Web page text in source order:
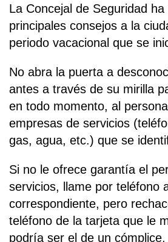
La Concejal de Seguridad
principales consejos a la
periodo vacacional que se
No abra la puerta a
antes a través de su mirilla
en todo momento, al
empresas de servicios
gas, agua, etc.) que se
Si no le ofrece garantía el
servicios, llame por teléfono
correspondiente, pero
teléfono de la tarjeta que le
podría ser el de un